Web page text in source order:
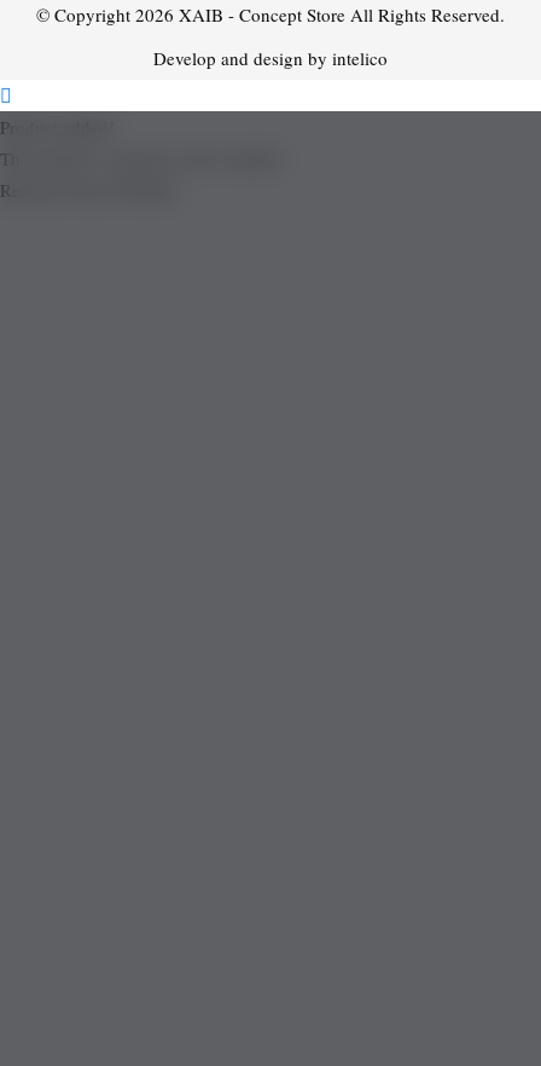
© Copyright 2026 XAIB - Concept Store All Rights Reserved.
Develop and design by intelico
Product added!
The product is already in the wishlist!
Removed from Wishlist